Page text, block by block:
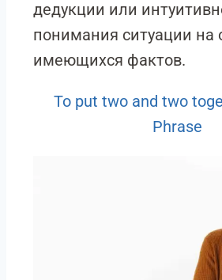
дедукции или
понимания ситуации на
имеющихся фактов.
To put two and two
Phrase